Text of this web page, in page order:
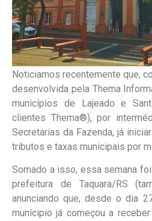
Noticiamos recentemente que,
desenvolvida pela Thema
municípios de Lajeado e
clientes Thema®), por
Secretarias da Fazenda, já
tributos e taxas municipais por
Somado a isso, essa semana
prefeitura de Taquara/RS
anunciando que, desde o dia
munícipio já começou a